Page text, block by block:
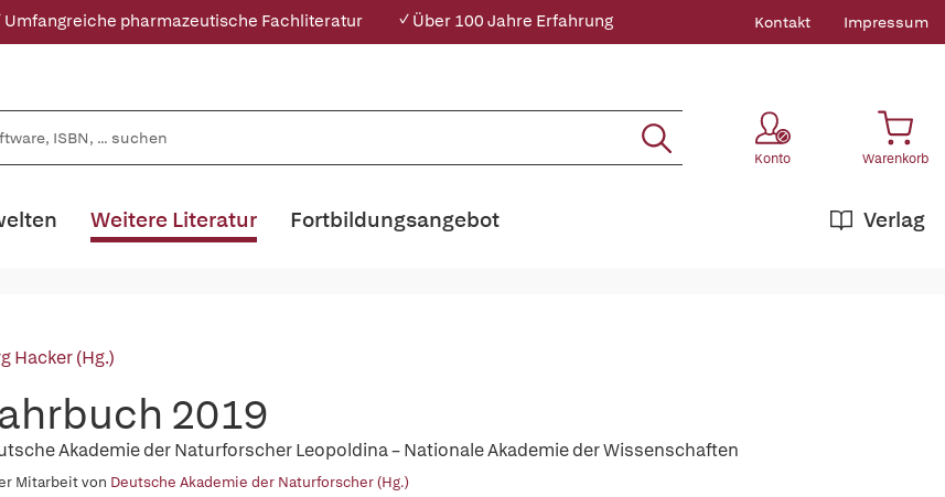
Umfangreiche pharmazeutische Fachliteratur ✓ Über 100 Jahre Erfahrung Kontakt Impressum
Konto Warenkorb
Weitere Literatur Verlag
Fortbildungsangebot
Hacker (Hg.)
2019
Akademie der Naturforscher Leopoldina – Nationale Akademie der Wissenschaften
Mitarbeit von Deutsche Akademie der Naturforscher (Hg.)